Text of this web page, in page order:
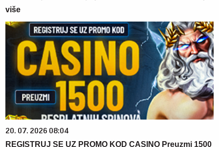
više
20. 07. 2026 08:04
REGISTRUJ SE UZ PROMO KOD CASINO Preuzmi 1500